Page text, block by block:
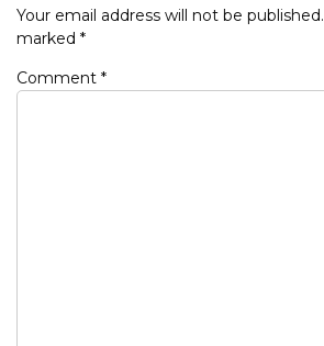
Your email address will not be published.
marked *
Comment *